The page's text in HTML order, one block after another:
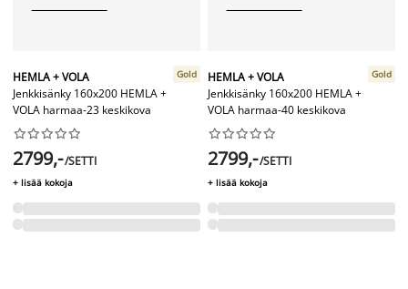
HEMLA + VOLA
Jenkkisänky 160x200 HEMLA +
VOLA harmaa-23 keskikova
Gold






2799,-/SETTI
+ lisää kokoja
HEMLA + VOLA
Jenkkisänky 160x200 HEMLA +
VOLA harmaa-40 keskikova
Gold






2799,-/SETTI
+ lisää kokoja